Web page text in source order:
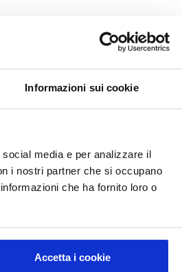
Informazioni sui cookie
media e per analizzare il
i nostri partner che si occupano
che ha fornito loro o
Accetta i cookie